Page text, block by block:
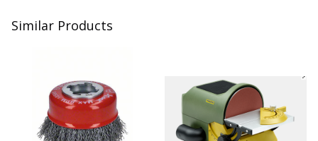
Similar Products